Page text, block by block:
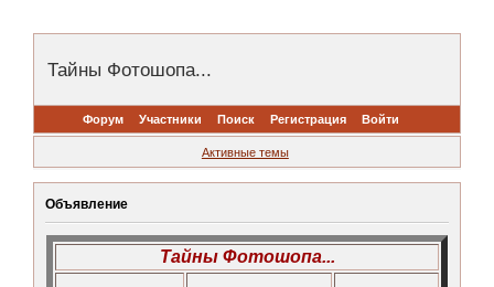
Тайны Фотошопа...
Форум Участники Поиск Регистрация Войти
Активные темы
Объявление
Тайны Фотошопа...